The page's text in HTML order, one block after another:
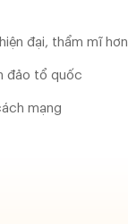
đại, thẩm mĩ hơn
đảo tổ quốc
mạng